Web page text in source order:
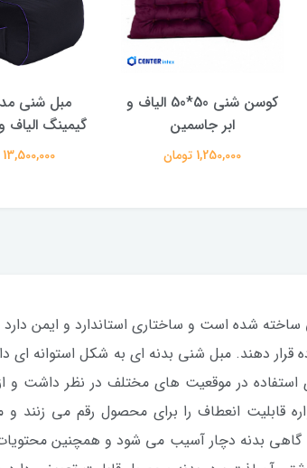
کوسن شنی 50*50 الیاف و
ابر جاسمین
1,250,000 تومان
مبل شنی
گیمینگ الیاف و ابر
13,500,000 تومان
رده های سنی ساخته شده است و ساختاری استاندارد و
قرار دهند. مبل شنی بدنه ای به شکل استوانه
در موقعیت های مختلف در نظر داشت و
انعطاف را برای محصول رقم می زنند و
بدنه دچار آسیب می شود و همچنین